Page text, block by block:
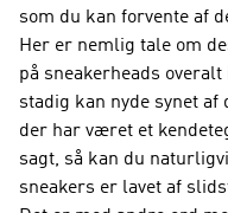
som du kan forvente af
Her er nemlig tale om
på sneakerheads
stadig kan nyde synet
der har været et
sagt, så kan du
sneakers er lavet af